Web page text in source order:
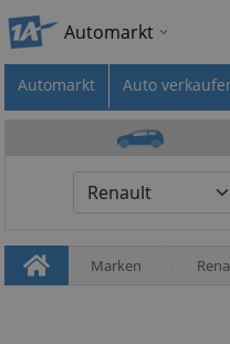
Automarkt
Automarkt Auto
Marken